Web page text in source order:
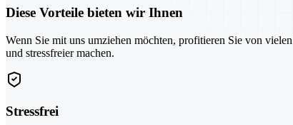
Diese Vorteile bieten wir Ihnen
Wenn Sie mit uns umziehen möchten, profitieren Sie von
und stressfreier machen.
Stressfrei